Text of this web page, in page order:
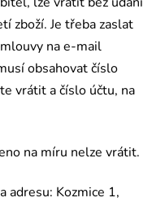
zboží. Je třeba zaslat
na e-mail
obsahovat číslo
vrátit a číslo účtu, na
na míru nelze vrátit.
adresu: Kozmice 1,